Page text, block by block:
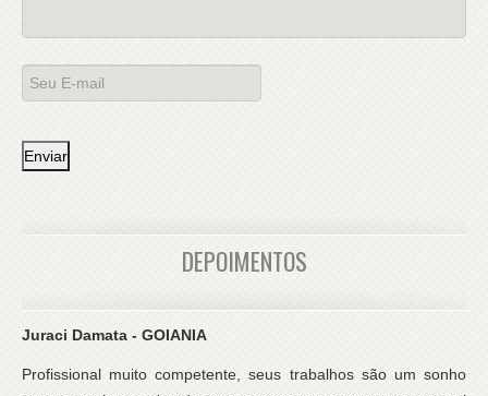
DEPOIMENTOS
Juraci Damata - GOIANIA
Profissional muito competente, seus trabalhos são um sonho